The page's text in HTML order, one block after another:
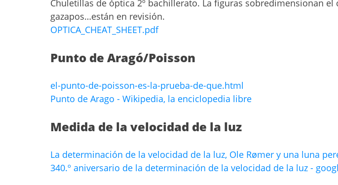
Chuletillas de óptica 2º bachillerato. La figuras sobredimensionan
gazapos…están en revisión.
OPTICA_CHEAT_SHEET.pdf
Punto de Aragó/Poisson
el-punto-de-poisson-es-la-prueba-de-que.html
Punto de Arago - Wikipedia, la enciclopedia libre
Medida de la velocidad de la luz
La determinación de la velocidad de la luz, Ole Rømer y una luna
340.º aniversario de la determinación de la velocidad de la luz -